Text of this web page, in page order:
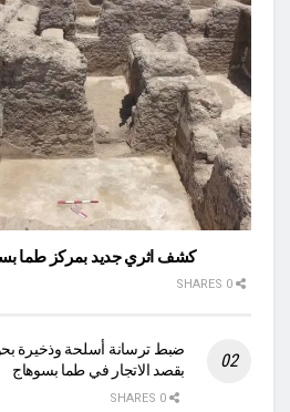
كشف اثري جديد بمركز طما
ضبط ترسانة أسلحة وذخيرة
بقصد الاتجار في طما بسوهاج